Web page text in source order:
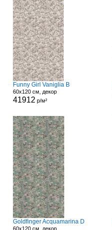
Funny Girl Vaniglia B
60x120 см, декор
41912 р/м²
Goldfinger Acquamarina D
60x120 см, декор